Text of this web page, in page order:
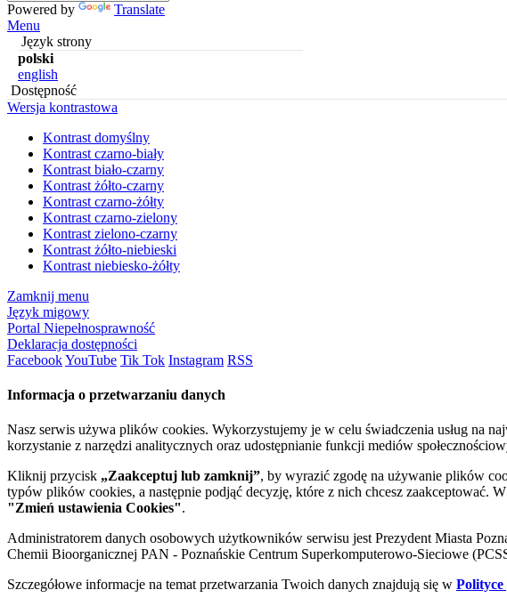
Powered by
Translate
Menu
Język strony
polski
english
Dostępność
Wersja kontrastowa
Kontrast domyślny
Kontrast czarno-biały
Kontrast biało-czarny
Kontrast żółto-czarny
Kontrast czarno-żółty
Kontrast czarno-zielony
Kontrast zielono-czarny
Kontrast żółto-niebieski
Kontrast niebiesko-żółty
Zamknij menu
Język migowy
Portal Niepełnosprawność
Deklaracja dostępności
FacebookYouTube Tik Tok Instagram RSS
Informacja o przetwarzaniu danych
Nasz serwis używa plików cookies. Wykorzystujemy je w celu świadczenia usług na
korzystanie z narzędzi analitycznych oraz udostępnianie funkcji mediów
Kliknij przycisk „Zaakceptuj lub zamknij”, by wyrazić zgodę na używanie plików
typów plików cookies, a następnie podjąć decyzję, które z nich chcesz
"Zmień ustawienia Cookies".
Administratorem danych osobowych użytkowników serwisu jest Prezydent Miasta
Chemii Bioorganicznej PAN - Poznańskie Centrum Superkomputerowo-Sieciowe
Szczegółowe informacje na temat przetwarzania Twoich danych znajdują się w